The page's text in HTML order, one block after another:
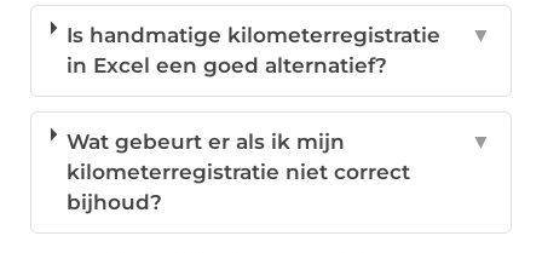
Is handmatige kilometerregistratie
in Excel een goed alternatief?
▼
Wat gebeurt er als ik mijn
kilometerregistratie niet correct
bijhoud?
▼